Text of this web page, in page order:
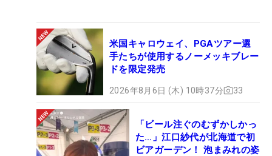
米国キャロウェイ、PGAツアー選
手たちが使用するノーメッキブレー
ドを限定発売
2026年8月6日 (木) 10時37分 33
「ビール注ぐのむずかしかっ
た…」江口紗代が北海道で初
ビアガーデン！ 泡まみれの姿